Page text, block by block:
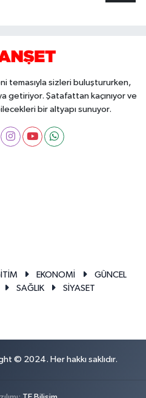
temasıyla sizleri buluştururken,
getiriyor. Şatafattan kaçınıyor ve
bir altyapı sunuyor.
EKONOMİ
GÜNCEL
SAĞLIK
SİYASET
© 2024. Her hakkı saklıdır.